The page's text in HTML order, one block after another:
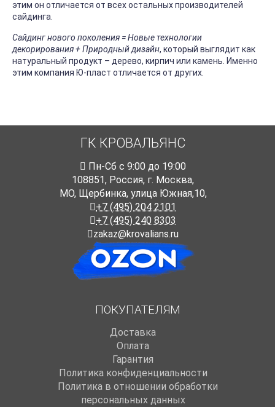
этим он отличается от всех остальных производителей
сайдинга.
Сайдинг нового поколения = Новые технологии
декорирования + Природный дизайн, который выглядит как
натуральный продукт – дерево, кирпич или камень. Именно
этим компания Ю-пласт отличается от других.
ГК КРОВАЛЬЯНС
Пн-Cб с 9:00 до 19:00
108851, Россия, г. Москва,
МО, Щербинка, улица Южная,10,
+7 (495) 204 2101
+7 (495) 240 8303
zakaz@krovalians.ru
ПОКУПАТЕЛЯМ
Доставка
Оплата
Гарантия
Политика конфиденциальности
Политика в отношении обработки
персональных данных